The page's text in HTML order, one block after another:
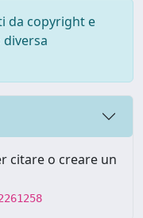
da copyright e
citare o creare un